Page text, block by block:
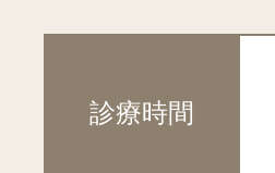
診療時間